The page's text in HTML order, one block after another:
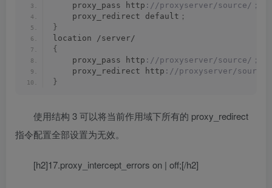
    proxy_pass http
://proxyserver/source/；
    proxy_redirect default；
}
location /server/
{
    proxy_pass http
://proxyserver/source/；
    proxy_redirect http
://proxyserver/
}
使用结构 3 可以将当前作用域下所有的 proxy_redirect
指令配置全部设置为无效。
[h2]17.proxy_intercept_errors on | off;[/h2]